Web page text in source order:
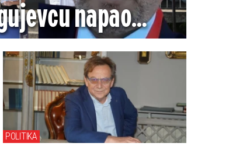
napao
li ovo ta "elita"?!
POLITIKA